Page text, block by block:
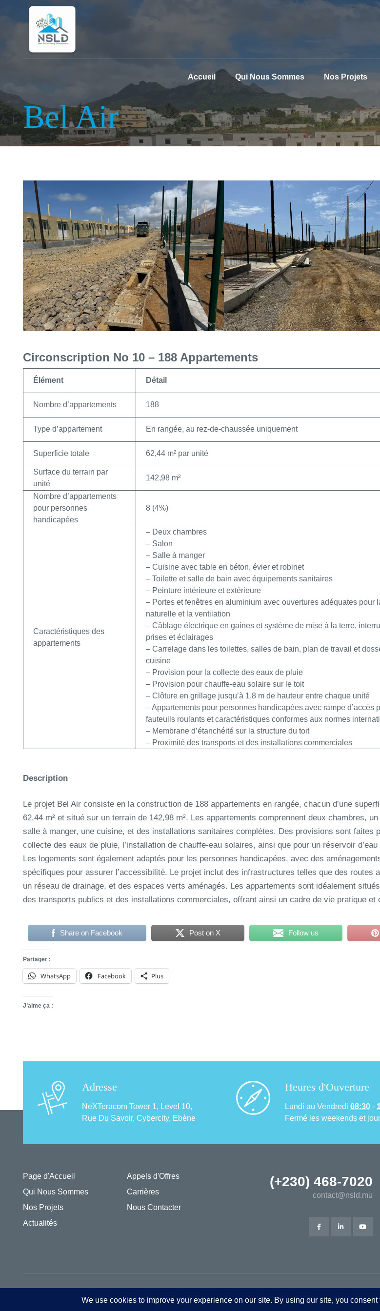
Accueil Qui Nous Sommes Nos Projets
Bel Air
Circonscription No 10 – 188 Appartements
Élément Détail
Nombre d’appartements 188
Type d’appartement En rangée, au rez-de-chaussée uniquement
Superficie totale 62,44 m² par unité
Surface du terrain par
unité
142,98 m²
Nombre d’appartements
pour personnes
handicapées
8 (4%)
Caractéristiques des
appartements
– Deux chambres
– Salon
– Salle à manger
– Cuisine avec table en béton, évier et robinet
– Toilette et salle de bain avec équipements sanitaires
– Peinture intérieure et extérieure
– Portes et fenêtres en aluminium avec ouvertures adéquates pour
naturelle et la ventilation
– Câblage électrique en gaines et système de mise à la terre,
prises et éclairages
– Carrelage dans les toilettes, salles de bain, plan de travail et
cuisine
– Provision pour la collecte des eaux de pluie
– Provision pour chauffe-eau solaire sur le toit
– Clôture en grillage jusqu’à 1,8 m de hauteur entre chaque unité
– Appartements pour personnes handicapées avec rampe d’accès
fauteuils roulants et caractéristiques conformes aux normes
– Membrane d’étanchéité sur la structure du toit
– Proximité des transports et des installations commerciales
Description
Le projet Bel Air consiste en la construction de 188 appartements en rangée, chacun d’une
62,44 m² et situé sur un terrain de 142,98 m². Les appartements comprennent deux chambres,
salle à manger, une cuisine, et des installations sanitaires complètes. Des provisions sont faites
collecte des eaux de pluie, l’installation de chauffe-eau solaires, ainsi que pour un réservoir
Les logements sont également adaptés pour les personnes handicapées, avec des
spécifiques pour assurer l’accessibilité. Le projet inclut des infrastructures telles que des routes
un réseau de drainage, et des espaces verts aménagés. Les appartements sont idéalement
des transports publics et des installations commerciales, offrant ainsi un cadre de vie pratique et
Share on Facebook Post on X Follow us
Partager :
WhatsApp Facebook Plus
J’aime ça :
Adresse
NeXTeracom Tower 1, Level 10,
Rue Du Savoir, Cybercity, Ebène
Heures d'Ouverture
Lundi au Vendredi 08:30-
Fermé les weekends et
Page d'Accueil
Qui Nous Sommes
Nos Projets
Actualités
Appels d'Offres
Carrières
Nous Contacter
(+230) 468-7020
contact@nsld.mu